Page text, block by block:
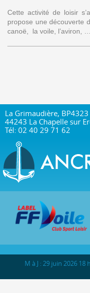
Cette activité de loisir
propose une découverte
canoë, la voile, l’aviron, ….
La Grimaudière, BP4323
44243 La Chapelle sur
Tél: 02 40 29 71 62
M à J : 29 juin 2026 18